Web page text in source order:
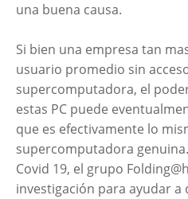
una buena causa.
Si bien una empresa tan
usuario promedio sin
supercomputadora, el
estas PC puede
que es efectivamente lo
supercomputadora
Covid 19, el grupo
investigación para ayudar